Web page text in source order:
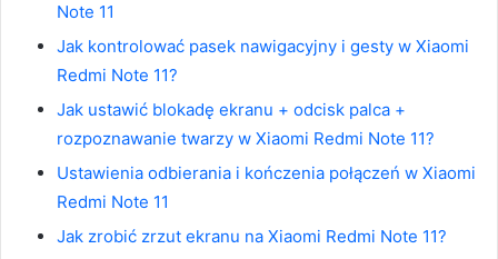
Note 11
Jak kontrolować pasek nawigacyjny i gesty w Xiaomi
Redmi Note 11?
Jak ustawić blokadę ekranu + odcisk palca +
rozpoznawanie twarzy w Xiaomi Redmi Note 11?
Ustawienia odbierania i kończenia połączeń w Xiaomi
Redmi Note 11
Jak zrobić zrzut ekranu na Xiaomi Redmi Note 11?